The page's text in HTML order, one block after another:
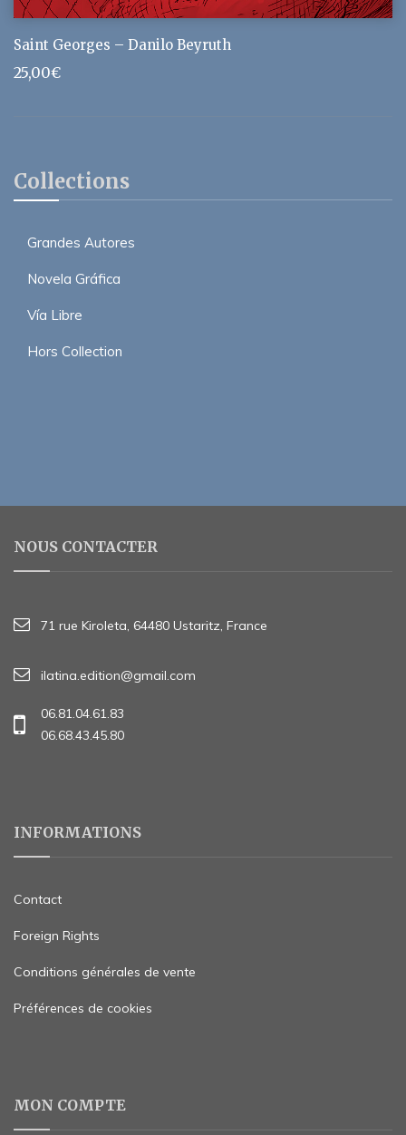
Collections
Grandes Autores
Novela Gráfica
Vía Libre
Hors Collection
Saint Georges – Danilo Beyruth
25,00€
NOUS CONTACTER
71 rue Kiroleta, 64480 Ustaritz, France
ilatina.edition@gmail.com
06.81.04.61.83
06.68.43.45.80
INFORMATIONS
Contact
Foreign Rights
Conditions générales de vente
Préférences de cookies
MON COMPTE